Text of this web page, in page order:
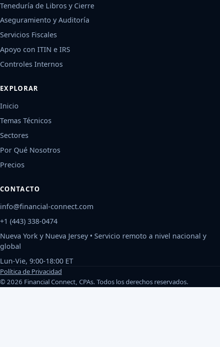
Teneduría de Libros y Cierre
Aseguramiento y Auditoría
Servicios Fiscales
Apoyo con ITIN e IRS
Controles Internos
EXPLORAR
Inicio
Temas Técnicos
Sectores
Por Qué Nosotros
Precios
CONTACTO
info@financial-connect.com
+1 (443) 338-0474
Nueva York y Nueva Jersey • Servicio remoto a nivel nacional y
global
Lun-Vie, 9:00-18:00 ET
Política de Privacidad
© 2026 Financial Connect, CPAs. Todos los derechos reservados.